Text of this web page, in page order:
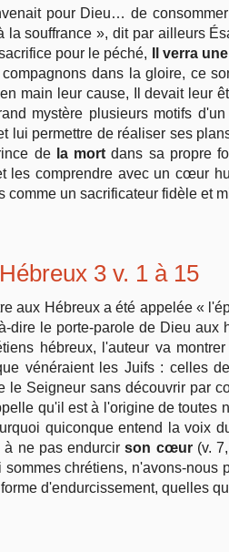
pour Dieu… de
la souffrance », dit par ailleurs
pour le péché,
Il verra
dans la gloire, ce
main leur cause, Il devait leur
mystère plusieurs motifs
lui permettre de réaliser ses
de la mort dans sa propre
les comprendre avec un cœur
comme un sacrificateur fidèle et
3 v. 1 à 15
aux Hébreux a été appelée «
dire le porte-parole de Dieu aux
hébreux, l'auteur va
vénéraient les Juifs : celles de
le Seigneur sans découvrir par
qu'il est à l'origine de toutes
quiconque entend la voix
à ne pas endurcirson cœur(v. 7,
sommes chrétiens, n'avons-
d'endurcissement, quelles